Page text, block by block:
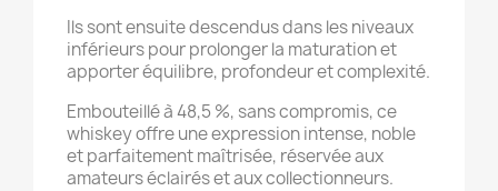
Ils sont ensuite descendus dans les niveaux
inférieurs pour prolonger la maturation et
apporter équilibre, profondeur et complexité.
Embouteillé à 48,5 %, sans compromis, ce
whiskey offre une expression intense, noble
et parfaitement maîtrisée, réservée aux
amateurs éclairés et aux collectionneurs.